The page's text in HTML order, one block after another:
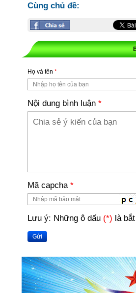
Cùng chủ đề:
Họ và tên *
Nội dung bình luận *
Mã capcha *
Lưu ý: Những ô dấu (*) là
Gửi